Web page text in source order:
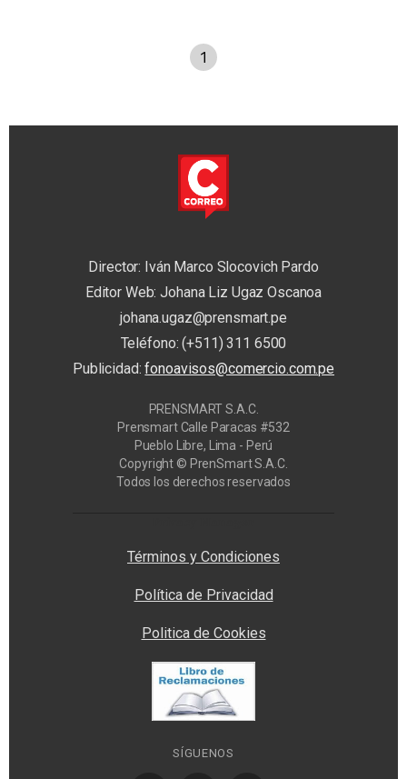
1
Director: Iván Marco Slocovich Pardo
Editor Web: Johana Liz Ugaz Oscanoa
johana.ugaz@prensmart.pe
Teléfono: (+511) 311 6500
Publicidad:fonoavisos@comercio.com.pe
PRENSMART S.A.C.
Prensmart Calle Paracas #532
Pueblo Libre, Lima - Perú
Copyright © PrenSmart S.A.C.
Todos los derechos reservados
Términos y Condiciones
Política de Privacidad
Politica de Cookies
SÍGUENOS